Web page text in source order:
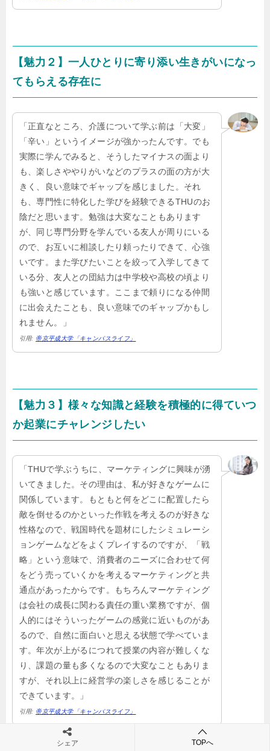
【魅力２】一人ひとりに寄り添い生きがいになっ
てもらえる存在に
「正直なところ、介護について学ぶ前は「大変」
「辛い」というイメージが強かったんです。でも
実際に学んでみると、そうしたマイナスの面より
も、楽しさややりがいなどのプラスの面の方が大
きく、良い意味でギャップを感じました。それ
も、専門性に特化した学びを経験できるTHUのお
陰だと思います。勉強は大変なこともあります
が、同じ専門分野を学んでいる友人が周りにいる
ので、お互いに相談したり頼ったりできて、心強
いです。また学びたいことを絞って入学してきて
いる分、友人との団結力は中学校や高校の頃より
も強いと感じています。ここまで頼りになる仲間
に出会えたことも、良い意味でのギャップかもし
れません。」
引用: 帝京平成大学「キャンパスライフ」
【魅力３】様々な知識と経験を積極的に得ていつ
か起業にチャレンジしたい
「THUで学ぶうちに、マーケティングに興味が湧
いてきました。その理由は、私が好きなゲームに
関係しています。もともと何をどこに配置したら
敵を倒せるのかといった作戦を考えるのが好きな
性格なので、戦国時代を題材にしたシミュレーシ
ョンゲームなどをよくプレイするのですが、「戦
略」という意味で、消費者のニーズに合わせて何
をどう売っていくかを考えるマーケティングと共
通点があったからです。もちろんマーケティング
は会社の成長に関わる責任の重い業務ですが、個
人的にはそういったゲームの感覚に近いものがあ
るので、自然に面白いと思える状態で学べていま
す。年次が上がるにつれて授業の内容が難しくな
り、課題の量も多くなるので大変なこともありま
すが、それ以上に経営学の楽しさを感じることが
できています。」
引用: 帝京平成大学「キャンパスライフ」
シェア TOPへ